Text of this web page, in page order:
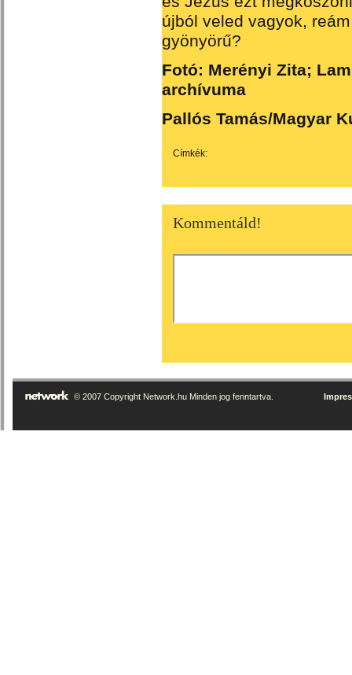
újból veled vagyok,
gyönyörű?
Fotó: Merényi Zita;
archívuma
Pallós Tamás/Magyar
Címkék:
Kommentáld!
© 2007 Copyright Network.hu Minden jog fenntartva.